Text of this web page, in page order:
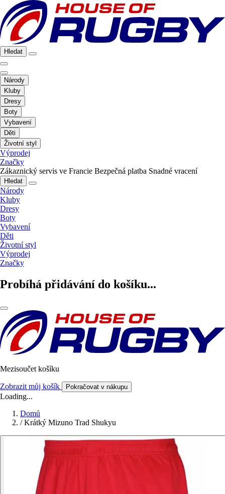
Hledat
Národy
Kluby
Dresy
Boty
Vybavení
Děti
Životní styl
Výprodej
Značky
Zákaznický servis ve Francie Bezpečná platba Snadné vracení
Hledat
Národy
Kluby
Dresy
Boty
Vybavení
Děti
Životní styl
Výprodej
Značky
Probíhá přidávání do košíku...
Mezisoučet košíku
Zobrazit můj košík Pokračovat v nákupu
Loading...
Domů
/ Krátký Mizuno Trad Shukyu